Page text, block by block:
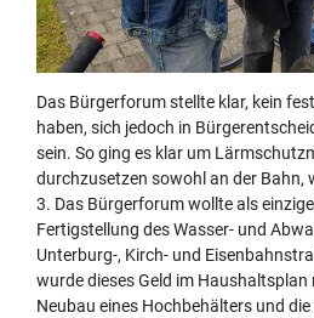
Das Bürgerforum stellte klar, kein
haben, sich jedoch in
sein. So ging es klar um
durchzusetzen sowohl an der Bahn,
3. Das Bürgerforum wollte als
Fertigstellung des Wasser- und
Unterburg-, Kirch- und
wurde dieses Geld im
Neubau eines Hochbehälters und